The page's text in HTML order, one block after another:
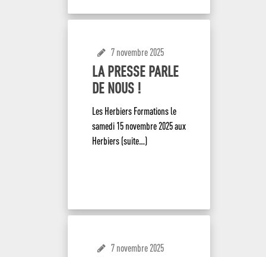
7 novembre 2025
LA PRESSE PARLE
DE NOUS !
Les Herbiers Formations le
samedi 15 novembre 2025 aux
Herbiers (suite…)
7 novembre 2025